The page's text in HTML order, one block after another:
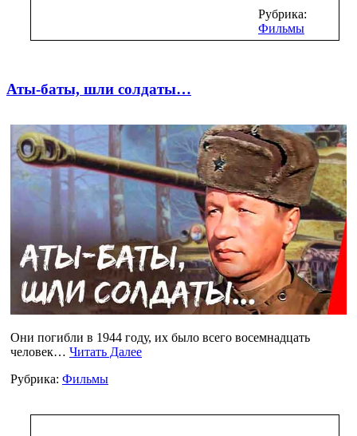
Рубрика:
Фильмы
Аты-баты, шли солдаты…
Они погибли в 1944 году, их было всего восемнадцать
человек… Читать Далее
Рубрика: Фильмы